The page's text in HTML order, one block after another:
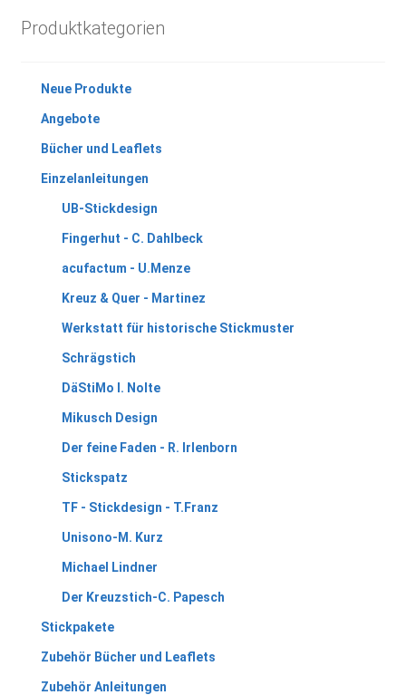
Produktkategorien
Neue Produkte
Angebote
Bücher und Leaflets
Einzelanleitungen
UB-Stickdesign
Fingerhut - C. Dahlbeck
acufactum - U.Menze
Kreuz & Quer - Martinez
Werkstatt für historische Stickmuster
Schrägstich
DäStiMo I. Nolte
Mikusch Design
Der feine Faden - R. Irlenborn
Stickspatz
TF - Stickdesign - T.Franz
Unisono-M. Kurz
Michael Lindner
Der Kreuzstich-C. Papesch
Stickpakete
Zubehör Bücher und Leaflets
Zubehör Anleitungen